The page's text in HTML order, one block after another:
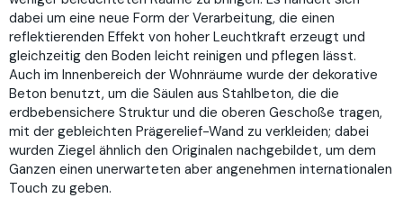
dabei um eine neue Form der Verarbeitung, die einen
reflektierenden Effekt von hoher Leuchtkraft erzeugt und
gleichzeitig den Boden leicht reinigen und pflegen lässt.
Auch im Innenbereich der Wohnräume wurde der dekorative
Beton benutzt, um die Säulen aus Stahlbeton, die die
erdbebensichere Struktur und die oberen Geschoße tragen,
mit der gebleichten Prägerelief-Wand zu verkleiden; dabei
wurden Ziegel ähnlich den Originalen nachgebildet, um dem
Ganzen einen unerwarteten aber angenehmen internationalen
Touch zu geben.